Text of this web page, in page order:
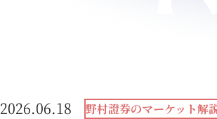
2026.06.18 野村證券のマーケット解